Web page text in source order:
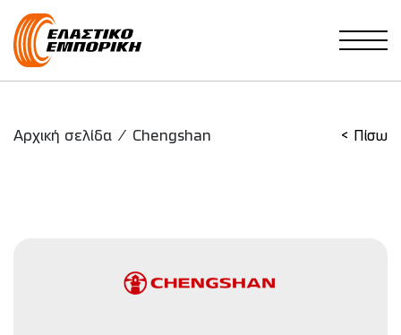
Main Navigation
Αρχική σελίδα / Chengshan < Πίσω